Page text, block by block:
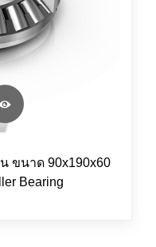
ขนาด 90x190x60
Bearing